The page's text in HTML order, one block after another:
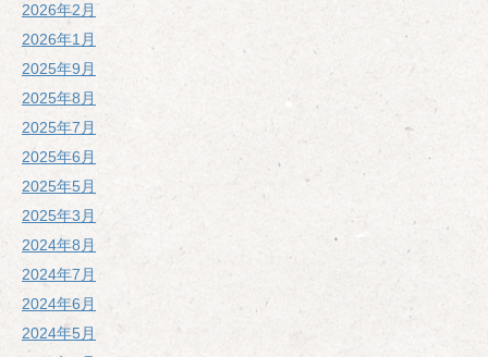
2026年2月
2026年1月
2025年9月
2025年8月
2025年7月
2025年6月
2025年5月
2025年3月
2024年8月
2024年7月
2024年6月
2024年5月